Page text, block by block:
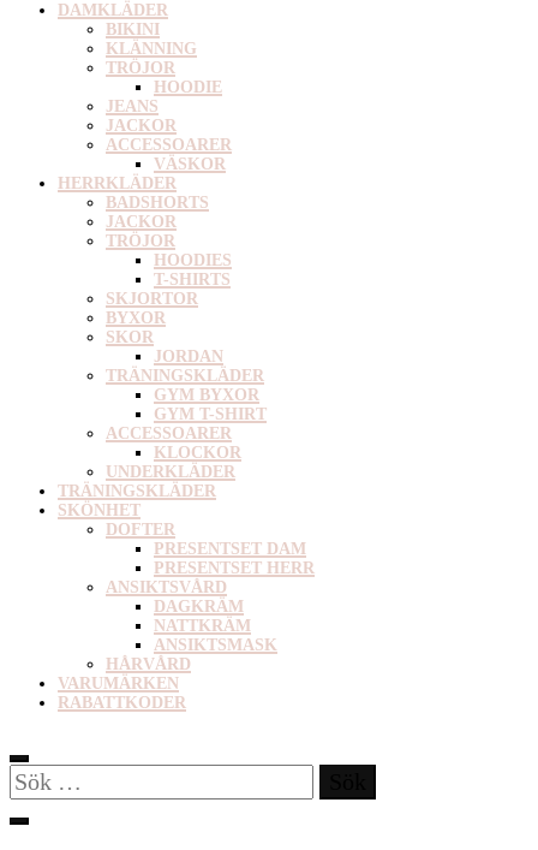
DAMKLÄDER
BIKINI
KLÄNNING
TRÖJOR
HOODIE
JEANS
JACKOR
ACCESSOARER
VÄSKOR
HERRKLÄDER
BADSHORTS
JACKOR
TRÖJOR
HOODIES
T-SHIRTS
SKJORTOR
BYXOR
SKOR
JORDAN
TRÄNINGSKLÄDER
GYM BYXOR
GYM T-SHIRT
ACCESSOARER
KLOCKOR
UNDERKLÄDER
TRÄNINGSKLÄDER
SKÖNHET
DOFTER
PRESENTSET DAM
PRESENTSET HERR
ANSIKTSVÅRD
DAGKRÄM
NATTKRÄM
ANSIKTSMASK
HÅRVÅRD
VARUMÄRKEN
RABATTKODER
Sök
efter: